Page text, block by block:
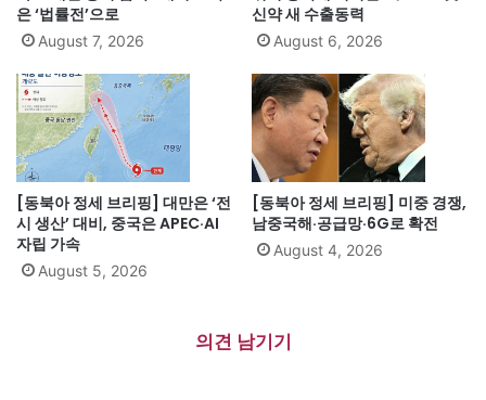
은 ‘법률전’으로
August 7, 2026
신약 새 수출동력
August 6, 2026
[동북아 정세 브리핑] 대만은 ‘전
시 생산’ 대비, 중국은 APEC·AI
자립 가속
August 5, 2026
[동북아 정세 브리핑] 미중 경쟁,
남중국해·공급망·6G로 확전
August 4, 2026
의견 남기기